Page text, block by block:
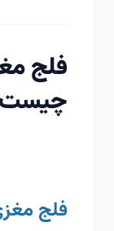
فلج
فلج